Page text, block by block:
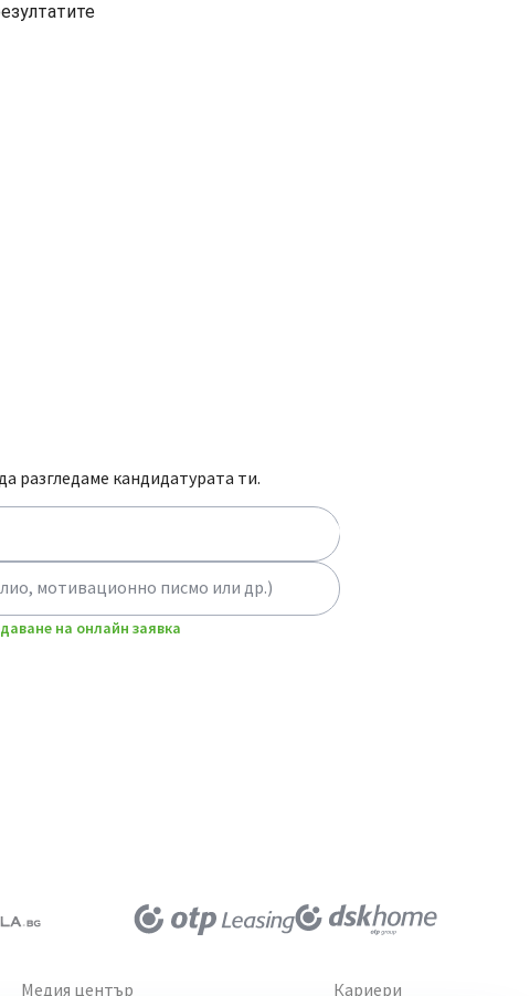
разгледаме кандидатурата ти.
мотивационно писмо или др.)
на онлайн заявка
Медия център Кариери